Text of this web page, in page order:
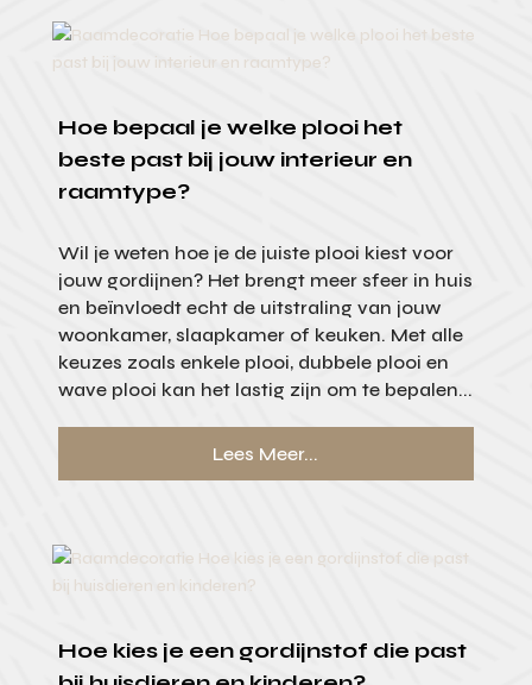
Hoe bepaal je welke plooi het
beste past bij jouw interieur en
raamtype?
Wil je weten hoe je de juiste plooi kiest voor
jouw gordijnen? Het brengt meer sfeer in huis
en beïnvloedt echt de uitstraling van jouw
woonkamer, slaapkamer of keuken. Met alle
keuzes zoals enkele plooi, dubbele plooi en
wave plooi kan het lastig zijn om te bepalen...
Lees Meer...
Hoe kies je een gordijnstof die past